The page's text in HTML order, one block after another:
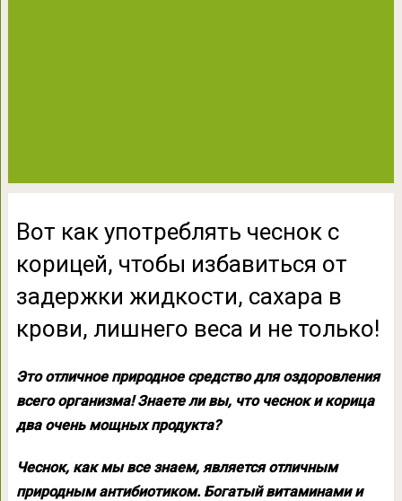
Вот как употреблять чеснок с
корицей, чтобы избавиться от
задержки жидкости, сахара в
крови, лишнего веса и не только!
Это отличное природное средство для оздоровления
всего организма! Знаете ли вы, что чеснок и корица
два очень мощных продукта?
Чеснок, как мы все знаем, является отличным
природным антибиотиком. Богатый витаминами и